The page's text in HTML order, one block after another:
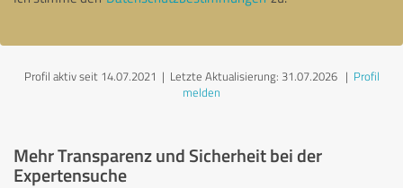
Profil aktiv seit 14.07.2021 | Letzte Aktualisierung: 31.07.2026| Profil
melden
Mehr Transparenz und Sicherheit bei der
Expertensuche